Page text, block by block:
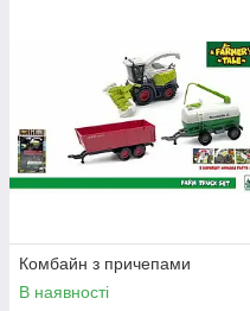
Комбайн з причепами
В наявності